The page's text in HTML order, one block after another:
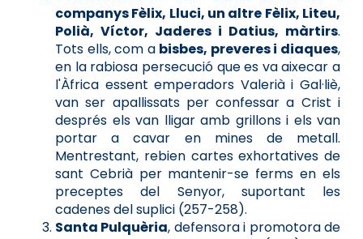
companys Fèlix, Lluci, un altre Fèlix, Liteu,
Polià, Víctor, Jaderes i Datius, màrtirs.
Tots ells, com a bisbes, preveres i diaques,
en la rabiosa persecució que es va aixecar a
l'Àfrica essent emperadors Valerià i Gal·liè,
van ser apallissats per confessar a Crist i
després els van lligar amb grillons i els van
portar a cavar en mines de metall.
Mentrestant, rebien cartes exhortatives de
sant Cebrià per mantenir-se ferms en els
preceptes del Senyor, suportant les
cadenes del suplici (257-258).
Santa Pulquèria, defensora i promotora de